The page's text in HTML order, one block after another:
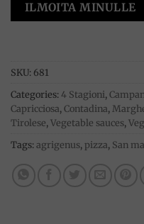
ILMOITA MINULLE
SKU: 681
Categories: 4 Stagioni,
Capricciosa, Contadina,
Tirolese, Vegetable sauces,
Tags: agrigenus, pizza, San